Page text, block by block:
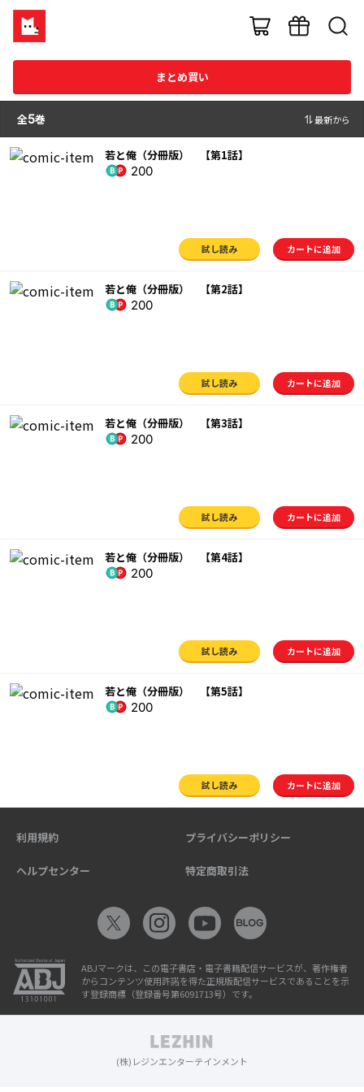
まとめ買い
全5巻 最新から
若と俺（分冊版） 【第1話】
200
試し読み カートに追加
若と俺（分冊版） 【第2話】
200
試し読み カートに追加
若と俺（分冊版） 【第3話】
200
試し読み カートに追加
若と俺（分冊版） 【第4話】
200
試し読み カートに追加
若と俺（分冊版） 【第5話】
200
試し読み カートに追加
利用規約 プライバシーポリシー
ヘルプセンター 特定商取引法
ABJマークは、この電子書店・電子書籍配信サービスが、著作権者
からコンテンツ使用許諾を得た正規版配信サービスであることを示
す登録商標（登録番号第6091713号）です。
(株)レジンエンターテインメント